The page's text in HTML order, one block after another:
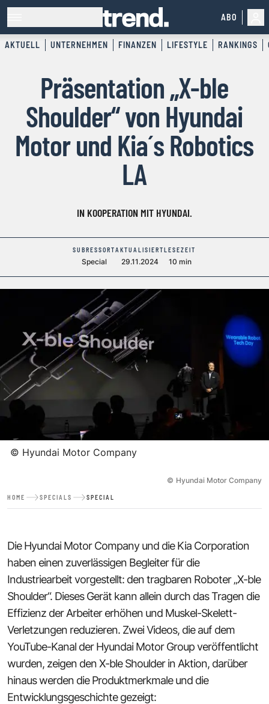
ABO
AKTUELL UNTERNEHMEN FINANZEN LIFESTYLE RANKINGS
Präsentation „X-ble
Shoulder“ von Hyundai
Motor und Kia´s Robotics
LA
IN KOOPERATION MIT HYUNDAI.
SUBRESSORT
Special
AKTUALISIERT
29.11.2024
LESEZEIT
10 min
© Hyundai Motor Company
© Hyundai Motor Company
HOME SPECIALS SPECIAL
Die Hyundai Motor Company und die Kia Corporation
haben einen zuverlässigen Begleiter für die
Industriearbeit vorgestellt: den tragbaren Roboter „X-ble
Shoulder“. Dieses Gerät kann allein durch das Tragen die
Effizienz der Arbeiter erhöhen und Muskel-Skelett-
Verletzungen reduzieren. Zwei Videos, die auf dem
YouTube-Kanal der Hyundai Motor Group veröffentlicht
wurden, zeigen den X-ble Shoulder in Aktion, darüber
hinaus werden die Produktmerkmale und die
Entwicklungsgeschichte gezeigt: